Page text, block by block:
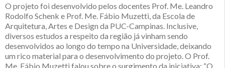
O projeto foi desenvolvido pelos docentes Prof. Me. Leandro
Rodolfo Schenk e Prof. Me. Fábio Muzetti, da Escola de
Arquitetura, Artes e Design da PUC-Campinas. Inclusive,
diversos estudos a respeito da região já vinham sendo
desenvolvidos ao longo do tempo na Universidade, deixando
um rico material para o desenvolvimento do projeto. O Prof.
Me. Fábio Muzetti falou sobre o surgimento da iniciativa: “O